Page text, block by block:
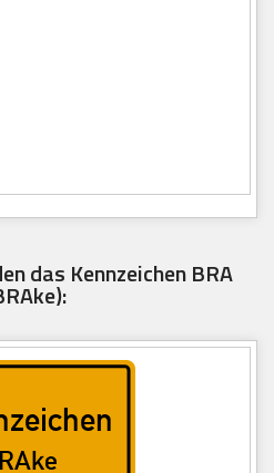
das Kennzeichen BRA